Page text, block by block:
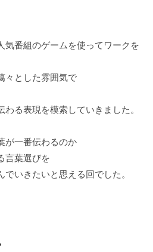
気番組のゲームを使ってワークを
々とした雰囲気で
る表現を模索していきました。
が一番伝わるのか
言葉選びを
いきたいと思える回でした。